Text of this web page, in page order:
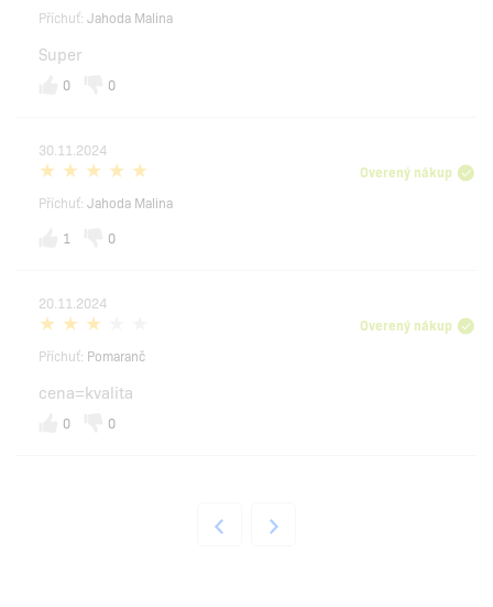
Příchuť: Jahoda Malina
Super
0 0
30.11.2024
Overený nákup
Příchuť: Jahoda Malina
1
0
20.11.2024
Overený nákup
Příchuť: Pomaranč
cena=kvalita
0 0